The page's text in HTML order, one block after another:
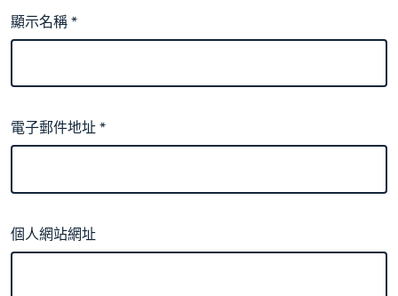
顯示名稱*
電子郵件地址*
個人網站網址